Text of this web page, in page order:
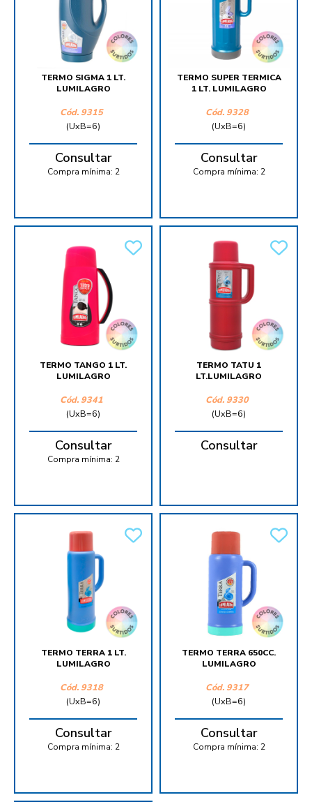
TERMO SIGMA 1 LT.
LUMILAGRO
Cód. 9315
(UxB=6)
Consultar
Compra mínima: 2
TERMO SUPER TERMICA
1 LT. LUMILAGRO
Cód. 9328
(UxB=6)
Consultar
Compra mínima: 2
TERMO TANGO 1 LT.
LUMILAGRO
Cód. 9341
(UxB=6)
Consultar
Compra mínima: 2
TERMO TATU 1
LT.LUMILAGRO
Cód. 9330
(UxB=6)
Consultar
TERMO TERRA 1 LT.
LUMILAGRO
Cód. 9318
(UxB=6)
Consultar
Compra mínima: 2
TERMO TERRA 650CC.
LUMILAGRO
Cód. 9317
(UxB=6)
Consultar
Compra mínima: 2